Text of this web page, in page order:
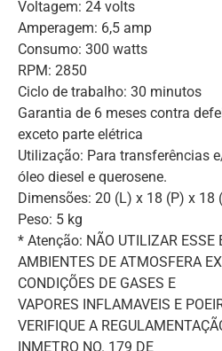
Voltagem: 24 volts
Amperagem: 6,5 amp
Consumo: 300 watts
RPM: 2850
Ciclo de trabalho: 30 minutos
Garantia de 6 meses contra
exceto parte elétrica
Utilização: Para transferências
óleo diesel e querosene.
Dimensões: 20 (L) x 18 (P) x 18
Peso: 5 kg
* Atenção: NÃO UTILIZAR ESSE
AMBIENTES DE ATMOSFERA
CONDIÇÕES DE GASES E
VAPORES INFLAMAVEIS E
VERIFIQUE A
INMETRO NO. 179 DE